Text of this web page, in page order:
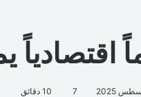
اقتصادياً
7